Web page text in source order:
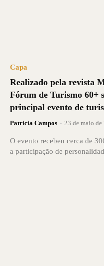
Capa
Realizado pela revista
Fórum de Turismo 60+
principal evento de
Patricia Campos - 23 de maio de
O evento recebeu cerca de
a participação de